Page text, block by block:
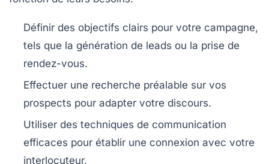
Définir des objectifs clairs pour votre campagne,
tels que la génération de leads ou la prise de
rendez-vous.
Effectuer une recherche préalable sur vos
prospects pour adapter votre discours.
Utiliser des techniques de communication
efficaces pour établir une connexion avec votre
interlocuteur.